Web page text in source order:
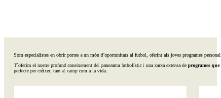
Som especialistes en obrir portes a un món d’oportunitats al futbol, oferint als joves programes
T´oferim el nostre profund coneixement del panorama futbolístic i una xarxa extensa de programes
perfecte per créixer, tant al camp com a la vida.